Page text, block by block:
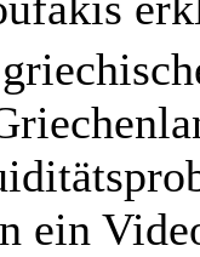
ein